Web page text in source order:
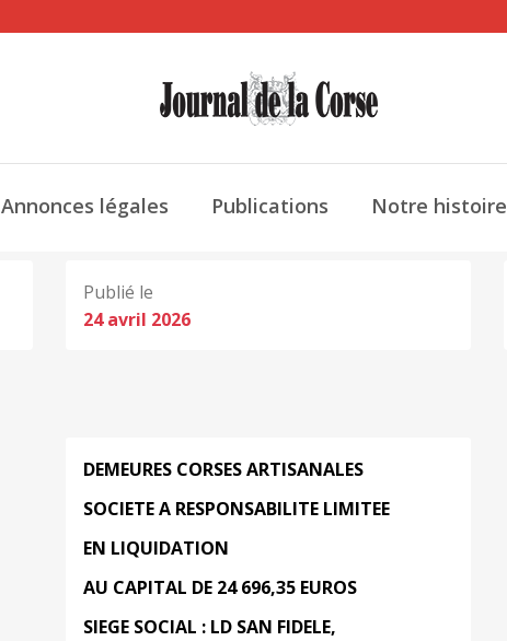
Annonces légales Publications Notre histoire
Publié le
24 avril 2026
DEMEURES CORSESARTISANALES
SOCIETEA RESPONSABILITE LIMITEE
EN LIQUIDATION
AU CAPITAL DE 24 696,35 EUROS
SIEGE SOCIAL : LD SAN FIDELE,